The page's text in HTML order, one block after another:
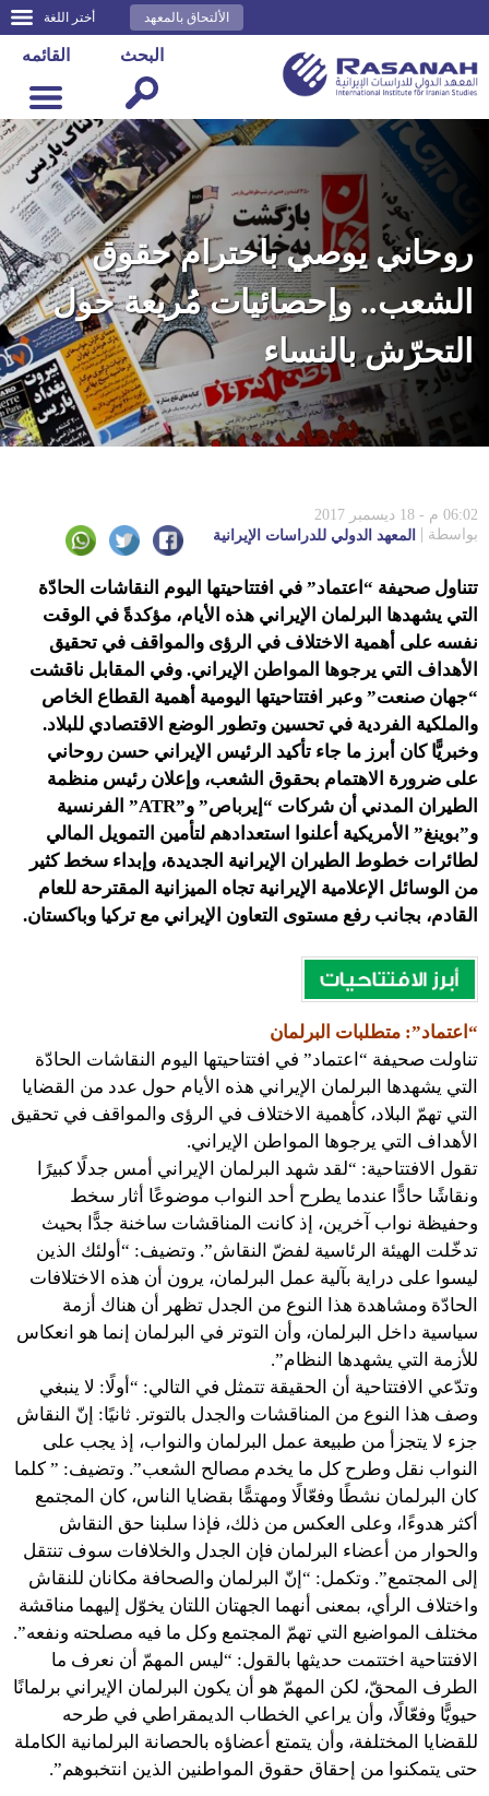
أختر اللغة الألتحاق بالمعهد
القائمه البحث
روحاني يوصي باحترام حقوق
الشعب.. وإحصائيات مُريعة حول
التحرّش بالنساء
06:02 م - 18 ديسمبر 2017
بواسطة
المعهد الدولي للدراسات الإيرانية
تتناول صحيفة “اعتماد” في افتتاحيتها اليوم النقاشات الحادّة
التي يشهدها البرلمان الإيراني هذه الأيام، مؤكدةً في الوقت
نفسه على أهمية الاختلاف في الرؤى والمواقف في تحقيق
الأهداف التي يرجوها المواطن الإيراني. وفي المقابل ناقشت
“جهان صنعت” وعبر افتتاحيتها اليومية أهمية القطاع الخاص
والملكية الفردية في تحسين وتطور الوضع الاقتصادي للبلاد.
وخبريًّا كان أبرز ما جاء تأكيد الرئيس الإيراني حسن روحاني
على ضرورة الاهتمام بحقوق الشعب، وإعلان رئيس منظمة
الطيران المدني أن شركات “إيرباص” و”ATR” الفرنسية
و”بوينغ” الأمريكية أعلنوا استعدادهم لتأمين التمويل المالي
لطائرات خطوط الطيران الإيرانية الجديدة، وإبداء سخط كثير
من الوسائل الإعلامية الإيرانية تجاه الميزانية المقترحة للعام
القادم، بجانب رفع مستوى التعاون الإيراني مع تركيا وباكستان.
“اعتماد”: متطلبات البرلمان
تناولت صحيفة “اعتماد” في افتتاحيتها اليوم النقاشات الحادّة
التي يشهدها البرلمان الإيراني هذه الأيام حول عدد من القضايا
التي تهمّ البلاد، كأهمية الاختلاف في الرؤى والمواقف في تحقيق
الأهداف التي يرجوها المواطن الإيراني.
تقول الافتتاحية: “لقد شهد البرلمان الإيراني أمس جدلًا كبيرًا
ونقاشًا حادًّا عندما يطرح أحد النواب موضوعًا أثار سخط
وحفيظة نواب آخرين، إذ كانت المناقشات ساخنة جدًّا بحيث
تدخّلت الهيئة الرئاسية لفضّ النقاش”. وتضيف: “أولئك الذين
ليسوا على دراية بآلية عمل البرلمان، يرون أن هذه الاختلافات
الحادّة ومشاهدة هذا النوع من الجدل تظهر أن هناك أزمة
سياسية داخل البرلمان، وأن التوتر في البرلمان إنما هو انعكاس
للأزمة التي يشهدها النظام”.
وتدّعي الافتتاحية أن الحقيقة تتمثل في التالي: “أولًا: لا ينبغي
وصف هذا النوع من المناقشات والجدل بالتوتر. ثانيًا: إنّ النقاش
جزء لا يتجزأ من طبيعة عمل البرلمان والنواب، إذ يجب على
النواب نقل وطرح كل ما يخدم مصالح الشعب”. وتضيف: ” كلما
كان البرلمان نشطًا وفعّالًا ومهتمًّا بقضايا الناس، كان المجتمع
أكثر هدوءًا، وعلى العكس من ذلك، فإذا سلبنا حق النقاش
والحوار من أعضاء البرلمان فإن الجدل والخلافات سوف تنتقل
إلى المجتمع”. وتكمل: “إنّ البرلمان والصحافة مكانان للنقاش
واختلاف الرأي، بمعنى أنهما الجهتان اللتان يخوّل إليهما مناقشة
مختلف المواضيع التي تهمّ المجتمع وكل ما فيه مصلحته ونفعه”.
الافتتاحية اختتمت حديثها بالقول: “ليس المهمّ أن نعرف ما
الطرف المحقّ، لكن المهمّ هو أن يكون البرلمان الإيراني برلمانًا
حيويًّا وفعّالًا، وأن يراعي الخطاب الديمقراطي في طرحه
للقضايا المختلفة، وأن يتمتع أعضاؤه بالحصانة البرلمانية الكاملة
حتى يتمكنوا من إحقاق حقوق المواطنين الذين انتخبوهم”.